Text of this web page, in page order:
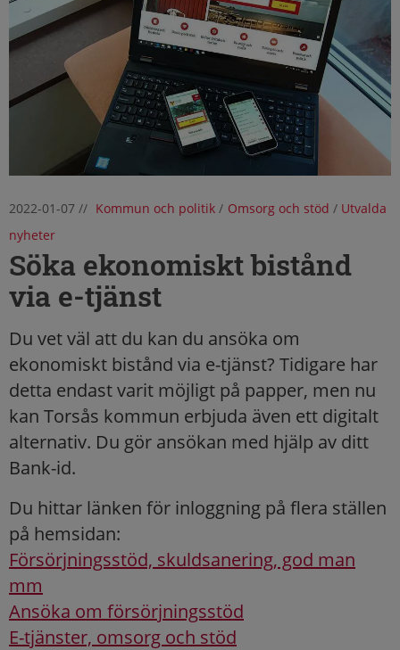
2022-01-07 // Kommun och politik/ Omsorg och stöd / Utvalda
nyheter
Söka ekonomiskt bistånd
via e-tjänst
Du vet väl att du kan du ansöka om
ekonomiskt bistånd via e-tjänst? Tidigare har
detta endast varit möjligt på papper, men nu
kan Torsås kommun erbjuda även ett digitalt
alternativ. Du gör ansökan med hjälp av ditt
Bank-id.
Du hittar länken för inloggning på flera ställen
på hemsidan:
Försörjningsstöd, skuldsanering, god man
mm
Ansöka om försörjningsstöd
E-tjänster, omsorg och stöd